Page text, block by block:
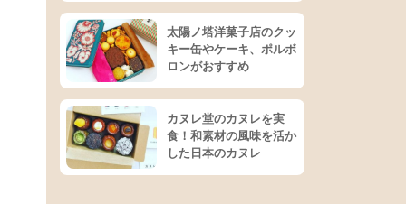
太陽ノ塔洋菓子店のクッ
キー缶やケーキ、ポルボ
ロンがおすすめ
カヌレ堂のカヌレを実
食！和素材の風味を活か
した日本のカヌレ